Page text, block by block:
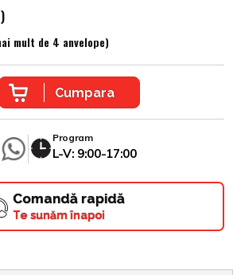
mult de 4 anvelope)
Cumpara
Program
L-V: 9:00-17:00
Comandă rapidă
Te sunăm înapoi